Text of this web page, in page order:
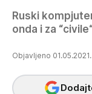
Ruski
onda i za
Objavljeno